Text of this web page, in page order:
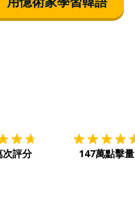
次評分 147萬點擊量